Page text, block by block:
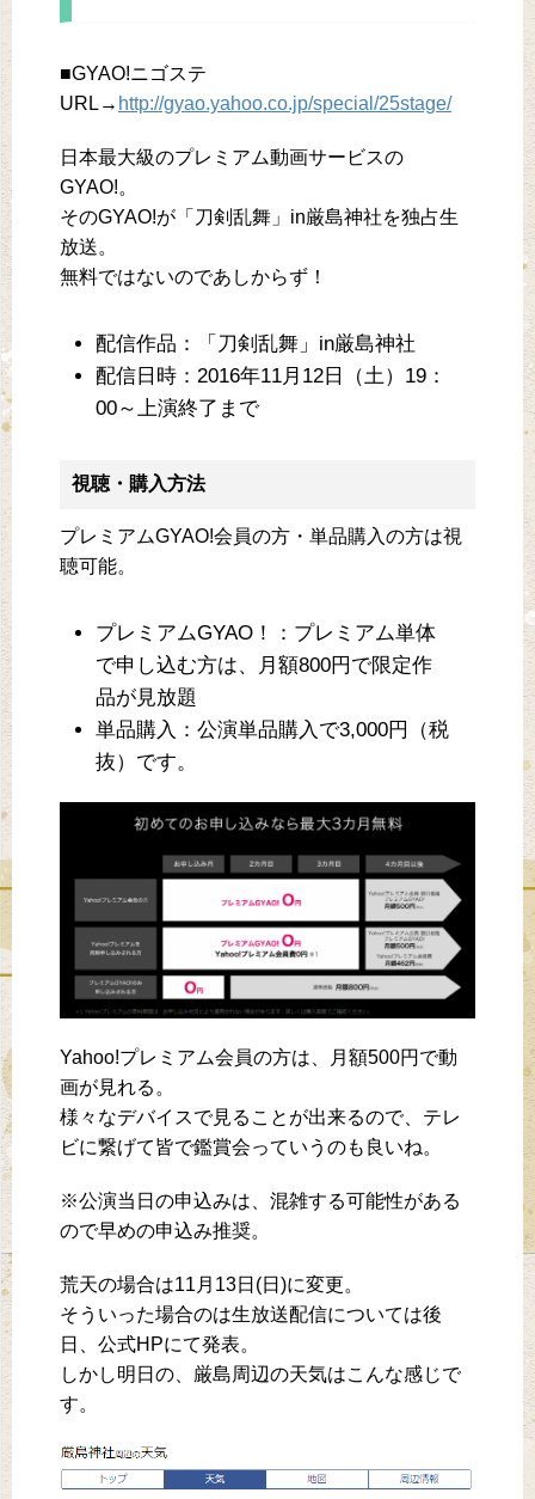
■GYAO!ニゴステ
URL→ http://gyao.yahoo.co.jp/special/25stage/
日本最大級のプレミアム動画サービスの
GYAO!。
そのGYAO!が「刀剣乱舞」in厳島神社を独占生
放送。
無料ではないのであしからず！
配信作品：「刀剣乱舞」in厳島神社
配信日時：2016年11月12日（土）19：
00～上演終了まで
視聴・購入方法
プレミアムGYAO!会員の方・単品購入の方は視
聴可能。
プレミアムGYAO！：プレミアム単体
で申し込む方は、月額800円で限定作
品が見放題
単品購入：公演単品購入で3,000円（税
抜）です。
Yahoo!プレミアム会員の方は、月額500円で動
画が見れる。
様々なデバイスで見ることが出来るので、テレ
ビに繋げて皆で鑑賞会っていうのも良いね。
※公演当日の申込みは、混雑する可能性がある
ので早めの申込み推奨。
荒天の場合は11月13日(日)に変更。
そういった場合のは生放送配信については後
日、公式HPにて発表。
しかし明日の、厳島周辺の天気はこんな感じで
す。